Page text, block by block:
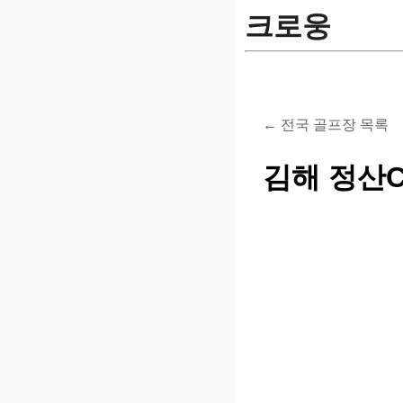
크로웅
← 전국 골프장 목록
김해 정산